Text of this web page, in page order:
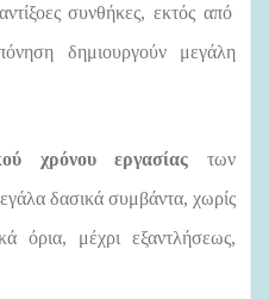
συνθήκες, εκτός από
δημιουργούν μεγάλη
χρόνου εργασίας των
δασικά συμβάντα, χωρίς
όρια, μέχρι εξαντλήσεως,